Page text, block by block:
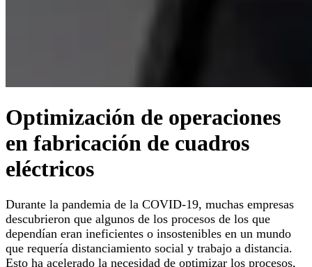
Optimización de operaciones
en fabricación de cuadros
eléctricos
Durante la pandemia de la COVID-19, muchas empresas
descubrieron que algunos de los procesos de los que
dependían eran ineficientes o insostenibles en un mundo
que requería distanciamiento social y trabajo a distancia.
Esto ha acelerado la necesidad de optimizar los procesos,